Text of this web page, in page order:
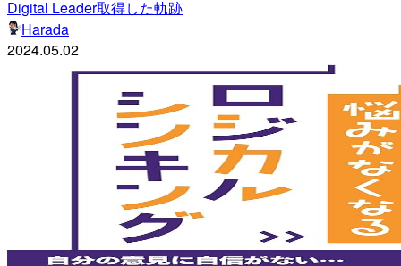
Digital Leader取得した軌跡
Harada
2024.05.02